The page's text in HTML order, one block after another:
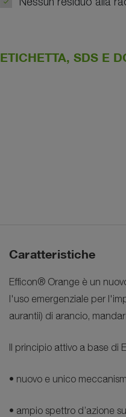
ETICHETTA, SDS E
Caratteristiche
Efficon® Orange è un
l'uso emergenziale per
aurantii) di arancio,
Il principio attivo a base di
• nuovo e unico
• ampio spettro d’azione